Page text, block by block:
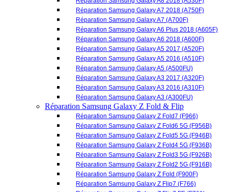
Réparation Samsung Galaxy A3 2016 (A310F)
Réparation Samsung Galaxy A3 (A300FU)
Réparation Samsung Galaxy Z Fold & Flip
Réparation Samsung Galaxy Z Fold7 (F966)
Réparation Samsung Galaxy Z Fold6 5G (F956B)
Réparation Samsung Galaxy Z Fold5 5G (F946B)
Réparation Samsung Galaxy Z Fold4 5G (F936B)
Réparation Samsung Galaxy Z Fold3 5G (F926B)
Réparation Samsung Galaxy Z Fold2 5G (F916B)
Réparation Samsung Galaxy Z Fold (F900F)
Réparation Samsung Galaxy Z Flip7 (F766)
Réparation Samsung Galaxy Z Flip7 FE (F761)
Réparation Samsung Galaxy Z Flip6 (F741)
Réparation Samsung Galaxy Z Flip5 5G (F731B)
Réparation Samsung Galaxy Z Flip4 5G 2022 (F721)
Réparation Samsung Galaxy Z Flip3 5G (F711B)
Réparation Samsung Galaxy Z Flip 5G (F707B)
Réparation Samsung Galaxy Z Flip 4G (F700F)
Réparation Samsung Galaxy M
Réparation Samsung Galaxy M53 5G (M536B)